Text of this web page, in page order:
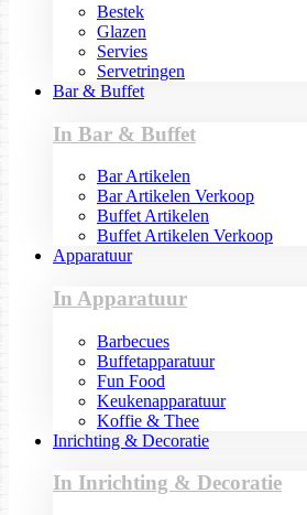
Bestek
Glazen
Servies
Servetringen
Bar & Buffet
In Bar & Buffet
Bar Artikelen
Bar Artikelen Verkoop
Buffet Artikelen
Buffet Artikelen Verkoop
Apparatuur
In Apparatuur
Barbecues
Buffetapparatuur
Fun Food
Keukenapparatuur
Koffie & Thee
Inrichting & Decoratie
In Inrichting & Decoratie